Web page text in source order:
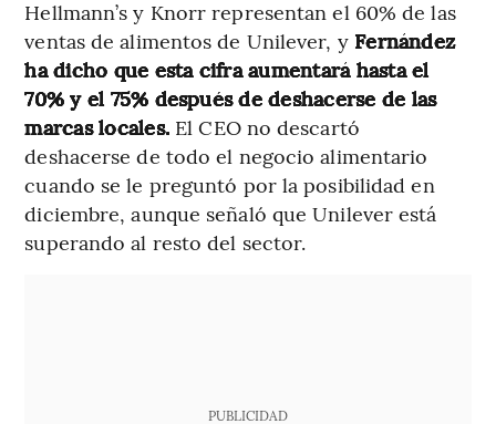
Hellmann’s y Knorr representan el 60% de las
ventas de alimentos de Unilever, yFernández
ha dicho que esta cifra aumentará hasta el
70% y el 75% después de deshacerse de las
marcas locales. El CEO no descartó
deshacerse de todo el negocio alimentario
cuando se le preguntó por la posibilidad en
diciembre, aunque señaló que Unilever está
superando al resto del sector.
PUBLICIDAD